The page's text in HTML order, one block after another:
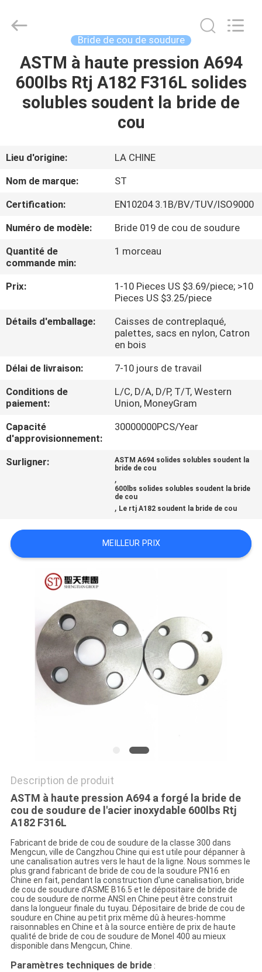
APERÇU
PRODUITS
VR
A
PROPOS
DE
NOUS
VISITE
CONTRÔLE
DE
LA
QUALITÉ
TOUS
PLAN
CONFIDENTIALITÉ
Group
Reserved.
Developed
Bride de cou de soudure
ASTM à haute pression A694
600lbs Rtj A182 F316L solides
solubles soudent la bride de
cou
Lieu d'origine:
LA CHINE
Nom de marque:
ST
Certification:
EN10204 3.1B/BV/TUV/ISO9000
Numéro de modèle:
Bride 019 de cou de soudure
Quantité de
commande min:
1 morceau
Prix:
1-10 Pieces US $3.69/piece; >10
Pieces US $3.25/piece
Détails d'emballage:
Caisses de contreplaqué,
palettes, sacs en nylon, Catron
en bois
Délai de livraison:
7-10 jours de travail
Conditions de
paiement:
L/C, D/A, D/P, T/T, Western
Union, MoneyGram
Capacité
d'approvisionnement:
30000000PCS/Year
Surligner:
ASTM A694 solides solubles soudent la
bride de cou
,
600lbs solides solubles soudent la bride
de cou
, Le rtj A182 soudent la bride de cou
MEILLEUR PRIX
Description de produit
ASTM à haute pression A694 a forgé la bride de
cou de soudure de l'acier inoxydable 600lbs Rtj
A182 F316L
Fabricant de bride de cou de soudure de la classe 300 dans
Mengcun, ville de Cangzhou Chine qui est utile pour dépanner à
une canalisation autres vers le haut de la ligne. Nous sommes le
plus grand fabricant de bride de cou de la soudure PN16 en
Chine en fait, pendant la construction d'une canalisation, bride
de cou de soudure d'ASME B16.5 et le dépositaire de bride de
cou de soudure de norme ANSI en Chine peut être construit
dans la longueur finale du tuyau. Dépositaire de bride de cou de
soudure en Chine au petit prix même dû à heures-homme
raisonnables en Chine et à la source entière de prix de haute
qualité de bride de cou de soudure de Monel 400 au mieux
disponible dans Mengcun, Chine.
Paramètres techniques de bride: